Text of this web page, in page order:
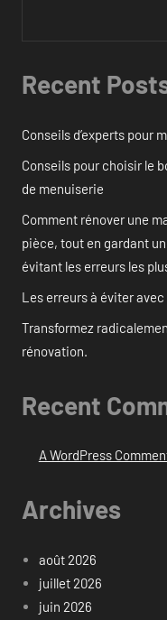
Recent
Conseils d’experts pour
Conseils pour choisir le
de menuiserie
Comment rénover une
pièce, tout en gardant
évitant les erreurs les
Les erreurs à éviter
Transformez
rénovation.
Recent
A WordPress
Archives
août 2026
juillet 2026
juin 2026